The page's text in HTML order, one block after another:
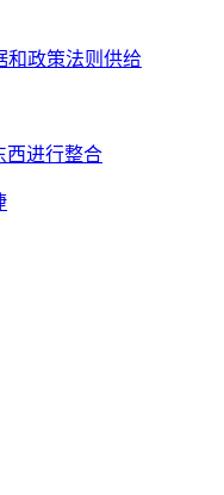
和政策法则供给
西进行整合